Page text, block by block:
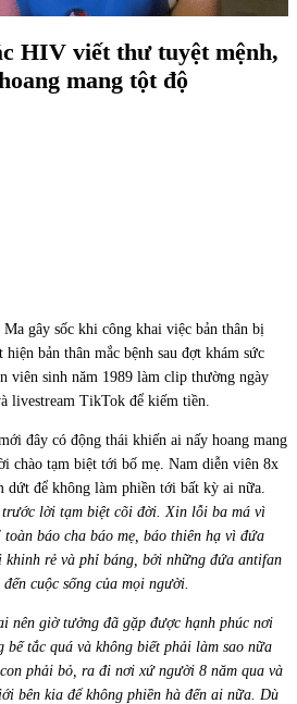
HIV viết thư tuyệt mệnh,
mang tột độ
gây sốc khi công khai việc bản thân bị
bản thân mắc bệnh sau đợt khám sức
viên sinh năm 1989 làm clip thường ngày
livestream TikTok để kiếm tiền.
đây có động thái khiến ai nấy hoang mang
chào tạm biệt tới bố mẹ. Nam diễn viên 8x
dứt để không làm phiền tới bất kỳ ai nữa.
lời tạm biệt cõi đời. Xin lỗi ba má vì
báo cha báo mẹ, báo thiên hạ vì đứa
rẻ và phỉ báng, bởi những đứa antifan
cuộc sống của mọi người.
nên giờ tưởng đã gặp được hạnh phúc nơi
tắc quá và không biết phải làm sao nữa
phải bỏ, ra đi nơi xứ người 8 năm qua và
bên kia để không phiền hà đến ai nữa. Dù